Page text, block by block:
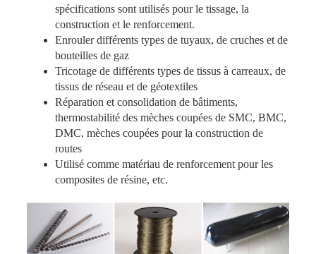
spécifications sont utilisés pour le tissage, la
construction et le renforcement.
Enrouler différents types de tuyaux, de cruches et de
bouteilles de gaz
Tricotage de différents types de tissus à carreaux, de
tissus de réseau et de géotextiles
Réparation et consolidation de bâtiments,
thermostabilité des mèches coupées de SMC, BMC,
DMC, mèches coupées pour la construction de
routes
Utilisé comme matériau de renforcement pour les
composites de résine, etc.